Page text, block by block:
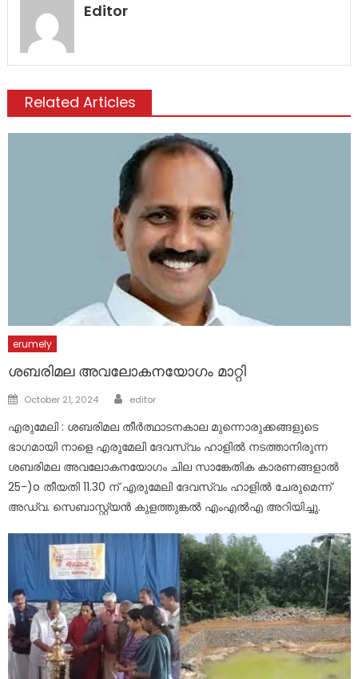
Editor
Related Articles
erumely
ശബരിമല അവലോകനയോഗം മാറ്റി
Posted
October 21, 2024 Author
editor
എരുമേലി : ശബരിമല തീർത്ഥാടനകാല മുന്നൊരുക്കങ്ങളുടെ
ഭാഗമായി നാളെ എരുമേലി ദേവസ്വം ഹാളിൽ നടത്താനിരുന്ന
ശബരിമല അവലോകനയോഗം ചില സാങ്കേതിക കാരണങ്ങളാൽ
25-)o തീയതി 11.30 ന് എരുമേലി ദേവസ്വം ഹാളിൽ ചേരുമെന്ന്
അഡ്വ. സെബാസ്റ്റ്യൻ കുളത്തുങ്കൽ എംഎൽഎ അറിയിച്ചു.